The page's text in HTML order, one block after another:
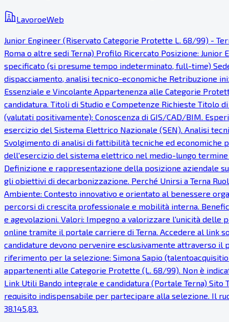
LavoroeWeb
Junior Engineer (Riservato Categorie Protette L. 68/99) -
Roma o altre sedi Terna) Profilo Ricercato Posizione:
specificato (si presume tempo indeterminato, full-time)
dispacciamento, analisi tecnico-economiche Retribuzione
Essenziale e Vincolante Appartenenza alle Categorie
candidatura. Titoli di Studio e Competenze Richieste Titolo
(valutati positivamente): Conoscenza di GIS/CAD/BIM.
esercizio del Sistema Elettrico Nazionale (SEN). Analisi
Svolgimento di analisi di fattibilità tecniche ed
dell'esercizio del sistema elettrico nel medio-lungo
Definizione e rappresentazione della posizione aziendale
gli obiettivi di decarbonizzazione. Perché Unirsi a Terna
Ambiente: Contesto innovativo e orientato al benessere
percorsi di crescita professionale e mobilità interna.
e agevolazioni. Valori: Impegno a valorizzare l'unicità delle
online tramite il portale carriere di Terna. Accedere al link
candidature devono pervenire esclusivamente attraverso
riferimento per la selezione: Simona Sapio
appartenenti alle Categorie Protette (L. 68/99). Non è
Link Utili Bando integrale e candidatura (Portale Terna)
requisito indispensabile per partecipare alla selezione. Il
38.145,83.